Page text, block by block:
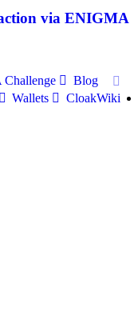
via ENIGMA
Blog
Wallets CloakWiki